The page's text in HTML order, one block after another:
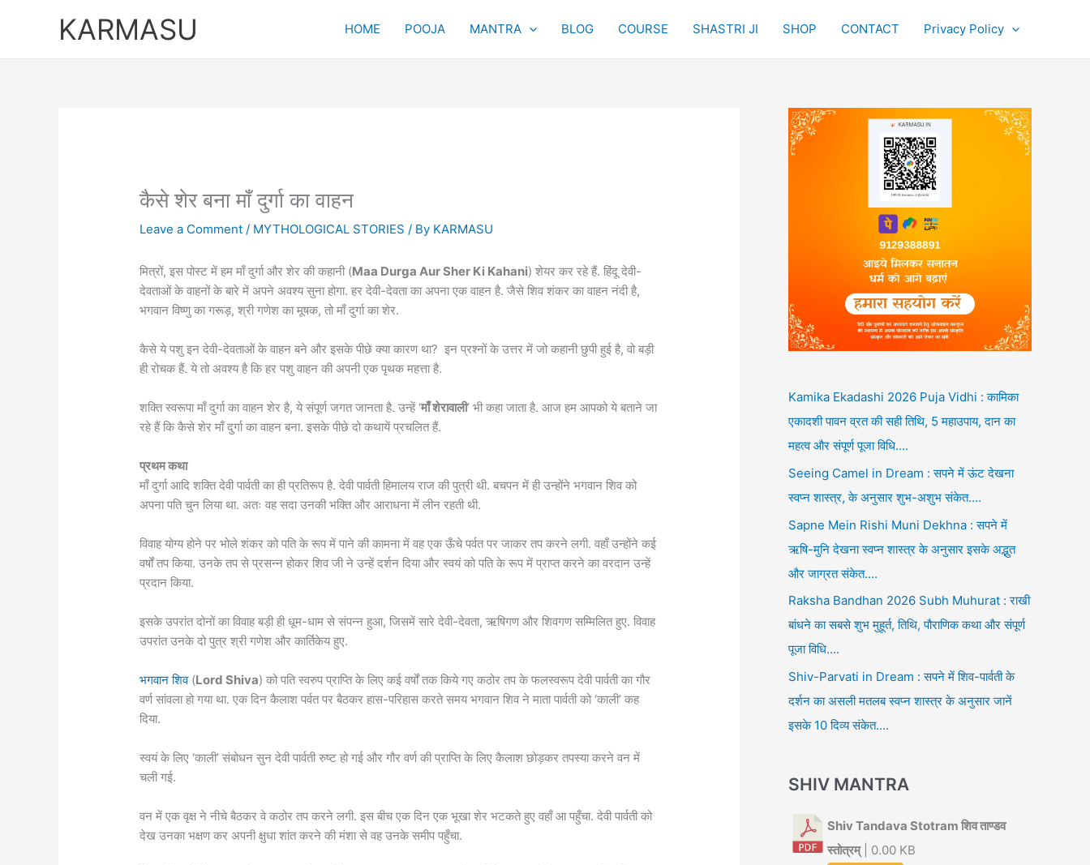
KARMASU HOME POOJA MANTRA BLOG COURSE SHASTRI JI SHOP CONTACT Privacy Policy
कैसे शेर बना माँ दुर्गा का वाहन
Leave a Comment / MYTHOLOGICAL STORIES / By KARMASU
मित्रों, इस पोस्ट में हम माँ दुर्गा और शेर की कहानी (Maa Durga Aur Sher Ki Kahani) शेयर कर रहे हैं. हिंदू देवी-
देवताओं के वाहनों के बारे में अपने अवश्य सुना होगा. हर देवी-देवता का अपना एक वाहन है. जैसे शिव शंकर का वाहन नंदी है,
भगवान विष्णु का गरूड़, श्री गणेश का मूषक, तो माँ दुर्गा का शेर.
कैसे ये पशु इन देवी-देवताओं के वाहन बने और इसके पीछे क्या कारण था? इन प्रश्नों के उत्तर में जो कहानी छुपी हुई है, वो बड़ी
ही रोचक हैं. ये तो अवश्य है कि हर पशु वाहन की अपनी एक पृथक महत्ता है.
शक्ति स्वरूपा माँ दुर्गा का वाहन शेर है, ये संपूर्ण जगत जानता है. उन्हें ‘माँ शेरावाली’ भी कहा जाता है. आज हम आपको ये बताने जा
रहे हैं कि कैसे शेर माँ दुर्गा का वाहन बना. इसके पीछे दो कथायें प्रचलित हैं.
प्रथम कथा
माँ दुर्गा आदि शक्ति देवी पार्वती का ही प्रतिरूप है. देवी पार्वती हिमालय राज की पुत्री थी. बचपन में ही उन्होंने भगवान शिव को
अपना पति चुन लिया था. अतः वह सदा उनकी भक्ति और आराधना में लीन रहती थी.
विवाह योग्य होने पर भोले शंकर को पति के रूप में पाने की कामना में वह एक ऊँचे पर्वत पर जाकर तप करने लगी. वहाँ उन्होंने कई
वर्षों तप किया. उनके तप से प्रसन्न होकर शिव जी ने उन्हें दर्शन दिया और स्वयं को पति के रूप में प्राप्त करने का वरदान उन्हें
प्रदान किया.
इसके उपरांत दोनों का विवाह बड़ी ही धूम-धाम से संपन्न हुआ, जिसमें सारे देवी-देवता, ऋषिगण और शिवगण सम्मिलित हुए. विवाह
उपरांत उनके दो पुत्र श्री गणेश और कार्तिकेय हुए.
भगवान शिव(Lord Shiva) को पति स्वरुप प्राप्ति के लिए कई वर्षों तक किये गए कठोर तप के फलस्वरूप देवी पार्वती का गौर
वर्ण सांवला हो गया था. एक दिन कैलाश पर्वत पर बैठकर हास-परिहास करते समय भगवान शिव ने माता पार्वती को ‘काली’ कह
दिया.
स्वयं के लिए ‘काली’ संबोधन सुन देवी पार्वती रुष्ट हो गई और गौर वर्ण की प्राप्ति के लिए कैलाश छोड़कर तपस्या करने वन में
चली गई.
वन में एक वृक्ष ने नीचे बैठकर वे कठोर तप करने लगी. इस बीच एक दिन एक भूखा शेर भटकते हुए वहाँ आ पहुँचा. देवी पार्वती को
देख उनका भक्षण कर अपनी क्षुधा शांत करने की मंशा से वह उनके समीप पहुँचा.
Kamika Ekadashi 2026 Puja Vidhi : कामिका
एकादशी पावन व्रत की सही तिथि, 5 महाउपाय, दान का
महत्व और संपूर्ण पूजा विधि….
Seeing Camel in Dream : सपने में ऊंट देखना
स्वप्न शास्त्र, के अनुसार शुभ-अशुभ संकेत….
Sapne Mein Rishi Muni Dekhna : सपने में
ऋषि-मुनि देखना स्वप्न शास्त्र के अनुसार इसके अद्भुत
और जाग्रत संकेत….
Raksha Bandhan 2026 Subh Muhurat : राखी
बांधने का सबसे शुभ मुहूर्त, तिथि, पौराणिक कथा और संपूर्ण
पूजा विधि….
Shiv-Parvati in Dream : सपने में शिव-पार्वती के
दर्शन का असली मतलब स्वप्न शास्त्र के अनुसार जानें
इसके 10 दिव्य संकेत….
SHIV MANTRA
Shiv Tandava Stotram शिव ताण्डव
स्तोत्रम्| 0.00 KB